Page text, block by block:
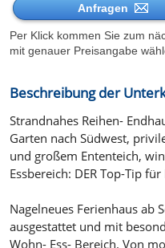
Anfragen
Per Klick kommen Sie zum
mit genauer Preisangabe
Beschreibung der
Strandnahes Reihen-
Garten nach Südwest,
und großem Ententeich,
Essbereich: DER Top-Tip
Nagelneues Ferienhaus ab
ausgestattet und mit
Wohn- Ess- Bereich. Von